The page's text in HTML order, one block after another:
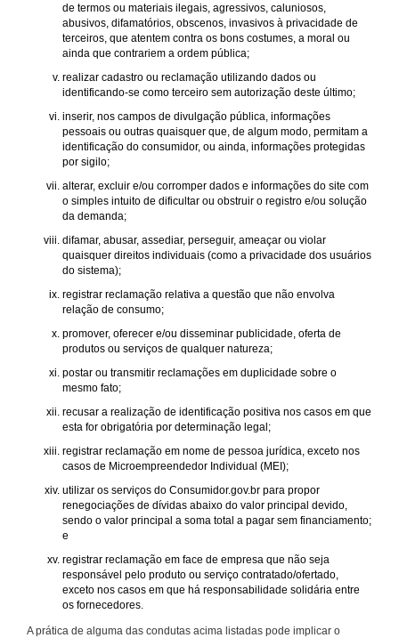
de termos ou materiais ilegais, agressivos, caluniosos,
abusivos, difamatórios, obscenos, invasivos à privacidade de
terceiros, que atentem contra os bons costumes, a moral ou
ainda que contrariem a ordem pública;
realizar cadastro ou reclamação utilizando dados ou
identificando-se como terceiro sem autorização deste último;
inserir, nos campos de divulgação pública, informações
pessoais ou outras quaisquer que, de algum modo, permitam a
identificação do consumidor, ou ainda, informações protegidas
por sigilo;
alterar, excluir e/ou corromper dados e informações do site com
o simples intuito de dificultar ou obstruir o registro e/ou solução
da demanda;
difamar, abusar, assediar, perseguir, ameaçar ou violar
quaisquer direitos individuais (como a privacidade dos usuários
do sistema);
registrar reclamação relativa a questão que não envolva
relação de consumo;
promover, oferecer e/ou disseminar publicidade, oferta de
produtos ou serviços de qualquer natureza;
postar ou transmitir reclamações em duplicidade sobre o
mesmo fato;
recusar a realização de identificação positiva nos casos em que
esta for obrigatória por determinação legal;
registrar reclamação em nome de pessoa jurídica, exceto nos
casos de Microempreendedor Individual (MEI);
utilizar os serviços do Consumidor.gov.br para propor
renegociações de dívidas abaixo do valor principal devido,
sendo o valor principal a soma total a pagar sem financiamento;
e
registrar reclamação em face de empresa que não seja
responsável pelo produto ou serviço contratado/ofertado,
exceto nos casos em que há responsabilidade solidária entre
os fornecedores.
A prática de alguma das condutas acima listadas pode implicar o